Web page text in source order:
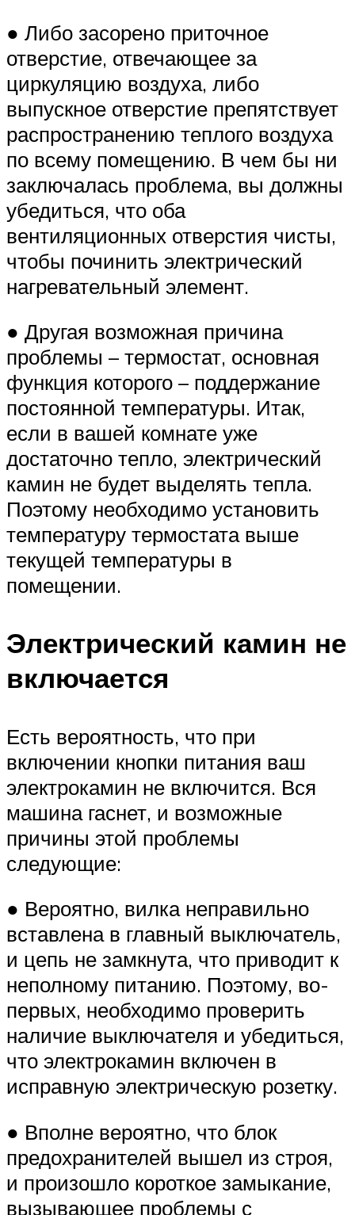
● Либо засорено приточное
отверстие, отвечающее за
циркуляцию воздуха, либо
выпускное отверстие препятствует
распространению теплого воздуха
по всему помещению. В чем бы ни
заключалась проблема, вы должны
убедиться, что оба
вентиляционных отверстия чисты,
чтобы починить электрический
нагревательный элемент.
● Другая возможная причина
проблемы – термостат, основная
функция которого – поддержание
постоянной температуры. Итак,
если в вашей комнате уже
достаточно тепло, электрический
камин не будет выделять тепла.
Поэтому необходимо установить
температуру термостата выше
текущей температуры в
помещении.
Электрический камин не
включается
Есть вероятность, что при
включении кнопки питания ваш
электрокамин не включится. Вся
машина гаснет, и возможные
причины этой проблемы
следующие:
● Вероятно, вилка неправильно
вставлена ​​в главный выключатель,
и цепь не замкнута, что приводит к
неполному питанию. Поэтому, во-
первых, необходимо проверить
наличие выключателя и убедиться,
что электрокамин включен в
исправную электрическую розетку.
● Вполне вероятно, что блок
предохранителей вышел из строя,
и произошло короткое замыкание,
вызывающее проблемы с